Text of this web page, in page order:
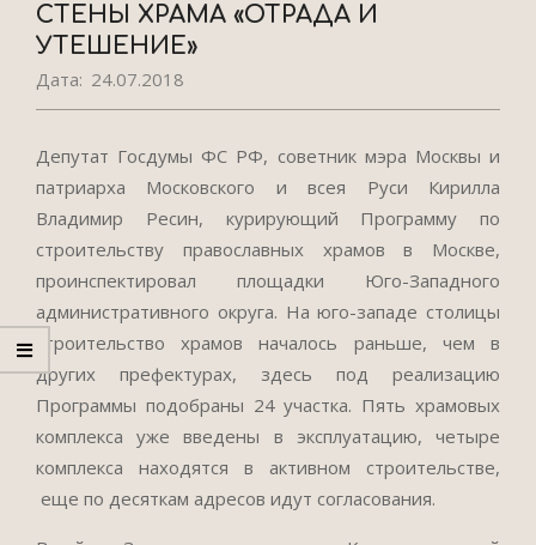
СТЕНЫ ХРАМА «ОТРАДА И
УТЕШЕНИЕ»
Дата: 24.07.2018
Депутат Госдумы ФС РФ, советник мэра Москвы и
патриарха Московского и всея Руси Кирилла
Владимир Ресин, курирующий Программу по
строительству православных храмов в Москве,
проинспектировал площадки Юго-Западного
административного округа. На юго-западе столицы
строительство храмов началось раньше, чем в
других префектурах, здесь под реализацию
Программы подобраны 24 участка. Пять храмовых
комплекса уже введены в эксплуатацию, четыре
комплекса находятся в активном строительстве,
еще по десяткам адресов идут согласования.